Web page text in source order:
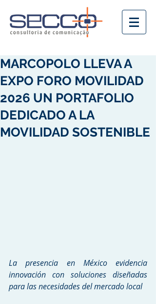
MARCOPOLO LLEVA A
EXPO FORO MOVILIDAD
2026 UN PORTAFOLIO
DEDICADO A LA
MOVILIDAD SOSTENIBLE
La presencia en México evidencia
innovación con soluciones diseñadas
para las necesidades del mercado local